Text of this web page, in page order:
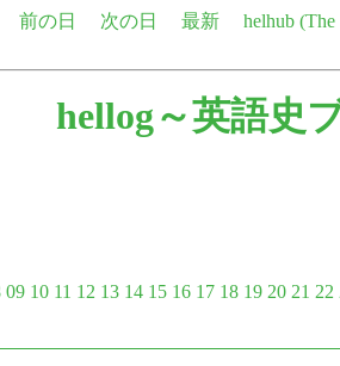
前の日 次の日 最新
helhub
hellog～英語史
09 10 11 12 13 14 15 16 17 18 19 20 21 22